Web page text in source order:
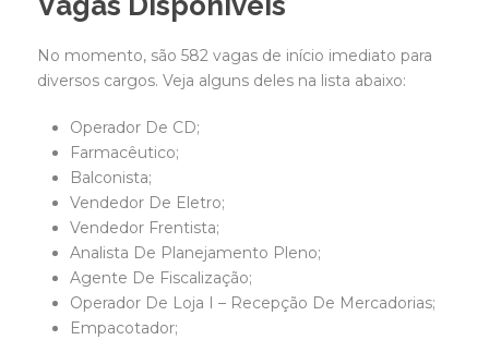
No momento, são 582 vagas de início imediato para
diversos cargos. Veja alguns deles na lista abaixo:
Operador De CD;
Farmacêutico;
Balconista;
Vendedor De Eletro;
Vendedor Frentista;
Analista De Planejamento Pleno;
Agente De Fiscalização;
Operador De Loja I – Recepção De Mercadorias;
Empacotador;